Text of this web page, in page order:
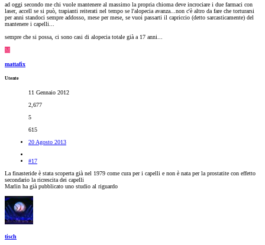
ad oggi secondo me chi vuole mantenere al massimo la propria chioma deve incrociare i due farmaci con
laser, accell se si può, trapianti reiterati nel tempo se l'alopecia avanza...non c'è altro da fare che torturarsi
per anni standoci sempre addosso, mese per mese, se vuoi passarti il capriccio (detto sarcasticamente) del
mantenere i capelli...
sempre che si possa, ci sono casi di alopecia totale già a 17 anni...
M
mattafix
Utente
11 Gennaio 2012
2,677
5
615
20 Agosto 2013
#17
La finasteride è stata scoperta già nel 1979 come cura per i capelli e non è nata per la prostatite con effetto
secondario la ricrescita dei capelli
Marlin ha già pubblicato uno studio al riguardo
tisch